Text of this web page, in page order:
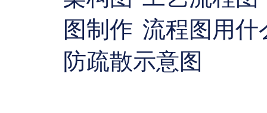
图制作 流程图用
防疏散示意图